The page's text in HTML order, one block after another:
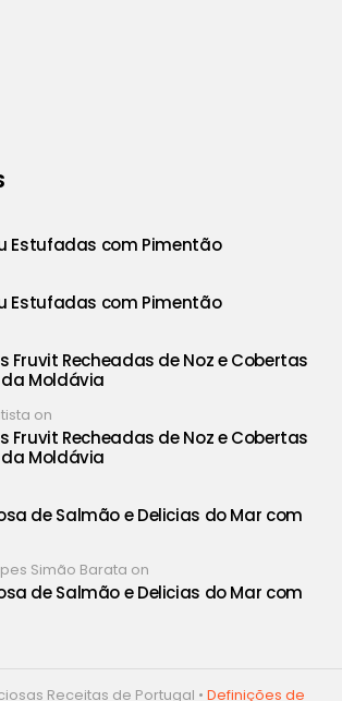
Estufadas com Pimentão
Estufadas com Pimentão
Fruvit Recheadas de Noz e Cobertas
Moldávia
on
Fruvit Recheadas de Noz e Cobertas
Moldávia
de Salmão e Delicias do Mar com
Simão Barata on
de Salmão e Delicias do Mar com
Receitas de Portugal • Definições de